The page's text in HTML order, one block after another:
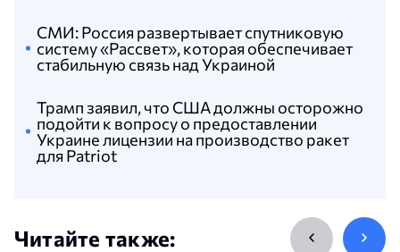
Трамп заявил, что США должны осторожно
подойти к вопросу о предоставлении
Украине лицензии на производство ракет
для Patriot
СМИ: Россия развертывает спутниковую
систему «Рассвет», которая обеспечивает
стабильную связь над Украиной
Читайте также: